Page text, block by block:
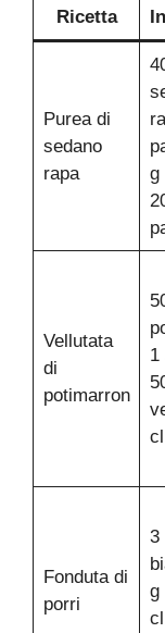
Ricetta
Purea di
sedano
rapa
g
Vellutata
di
potimarron
1
Fonduta di
porri
3
g